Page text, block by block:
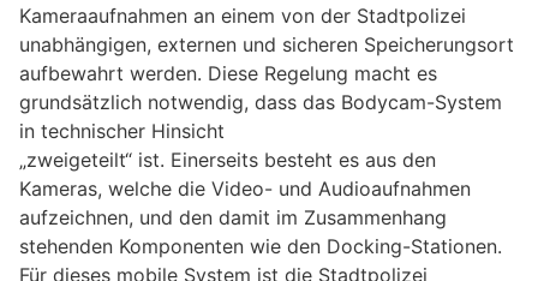
Kameraaufnahmen an einem von der Stadtpolizei
unabhängigen, externen und sicheren Speicherungsort
aufbewahrt werden. Diese Regelung macht es
grundsätzlich notwendig, dass das Bodycam-System
in technischer Hinsicht
„zweigeteilt“ ist. Einerseits besteht es aus den
Kameras, welche die Video- und Audioaufnahmen
aufzeichnen, und den damit im Zusammenhang
stehenden Komponenten wie den Docking-Stationen.
Für dieses mobile System ist die Stadtpolizei